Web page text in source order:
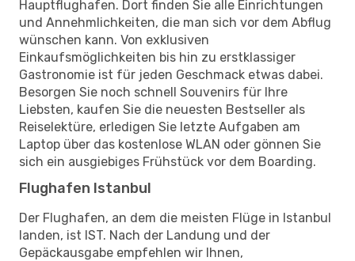
Hauptflughafen. Dort finden Sie alle Einrichtungen
und Annehmlichkeiten, die man sich vor dem Abflug
wünschen kann. Von exklusiven
Einkaufsmöglichkeiten bis hin zu erstklassiger
Gastronomie ist für jeden Geschmack etwas dabei.
Besorgen Sie noch schnell Souvenirs für Ihre
Liebsten, kaufen Sie die neuesten Bestseller als
Reiselektüre, erledigen Sie letzte Aufgaben am
Laptop über das kostenlose WLAN oder gönnen Sie
sich ein ausgiebiges Frühstück vor dem Boarding.
Flughafen Istanbul
Der Flughafen, an dem die meisten Flüge in Istanbul
landen, ist IST. Nach der Landung und der
Gepäckausgabe empfehlen wir Ihnen,